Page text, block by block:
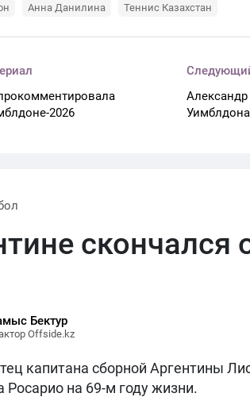
Анна Данилина Теннис Казахстан
2026
скончался
Бектур
Offside.kz
капитана сборной Аргентины
Росарио на 69-м году жизни.